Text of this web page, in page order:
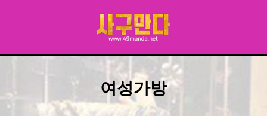
여성가방